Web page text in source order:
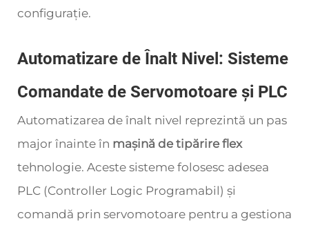
configurație.
Automatizare de Înalt Nivel: Sisteme
Comandate de Servomotoare și PLC
Automatizarea de înalt nivel reprezintă un pas
major înainte în mașină de tipărire flex
tehnologie. Aceste sisteme folosesc adesea
PLC (Controller Logic Programabil) și
comandă prin servomotoare pentru a gestiona